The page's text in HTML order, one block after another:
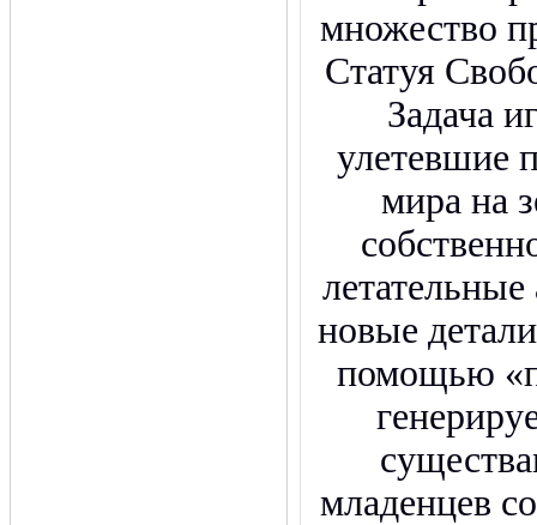
множество
Статуя
Задача
улетевшие
мира на
новые
помощью
младенцев